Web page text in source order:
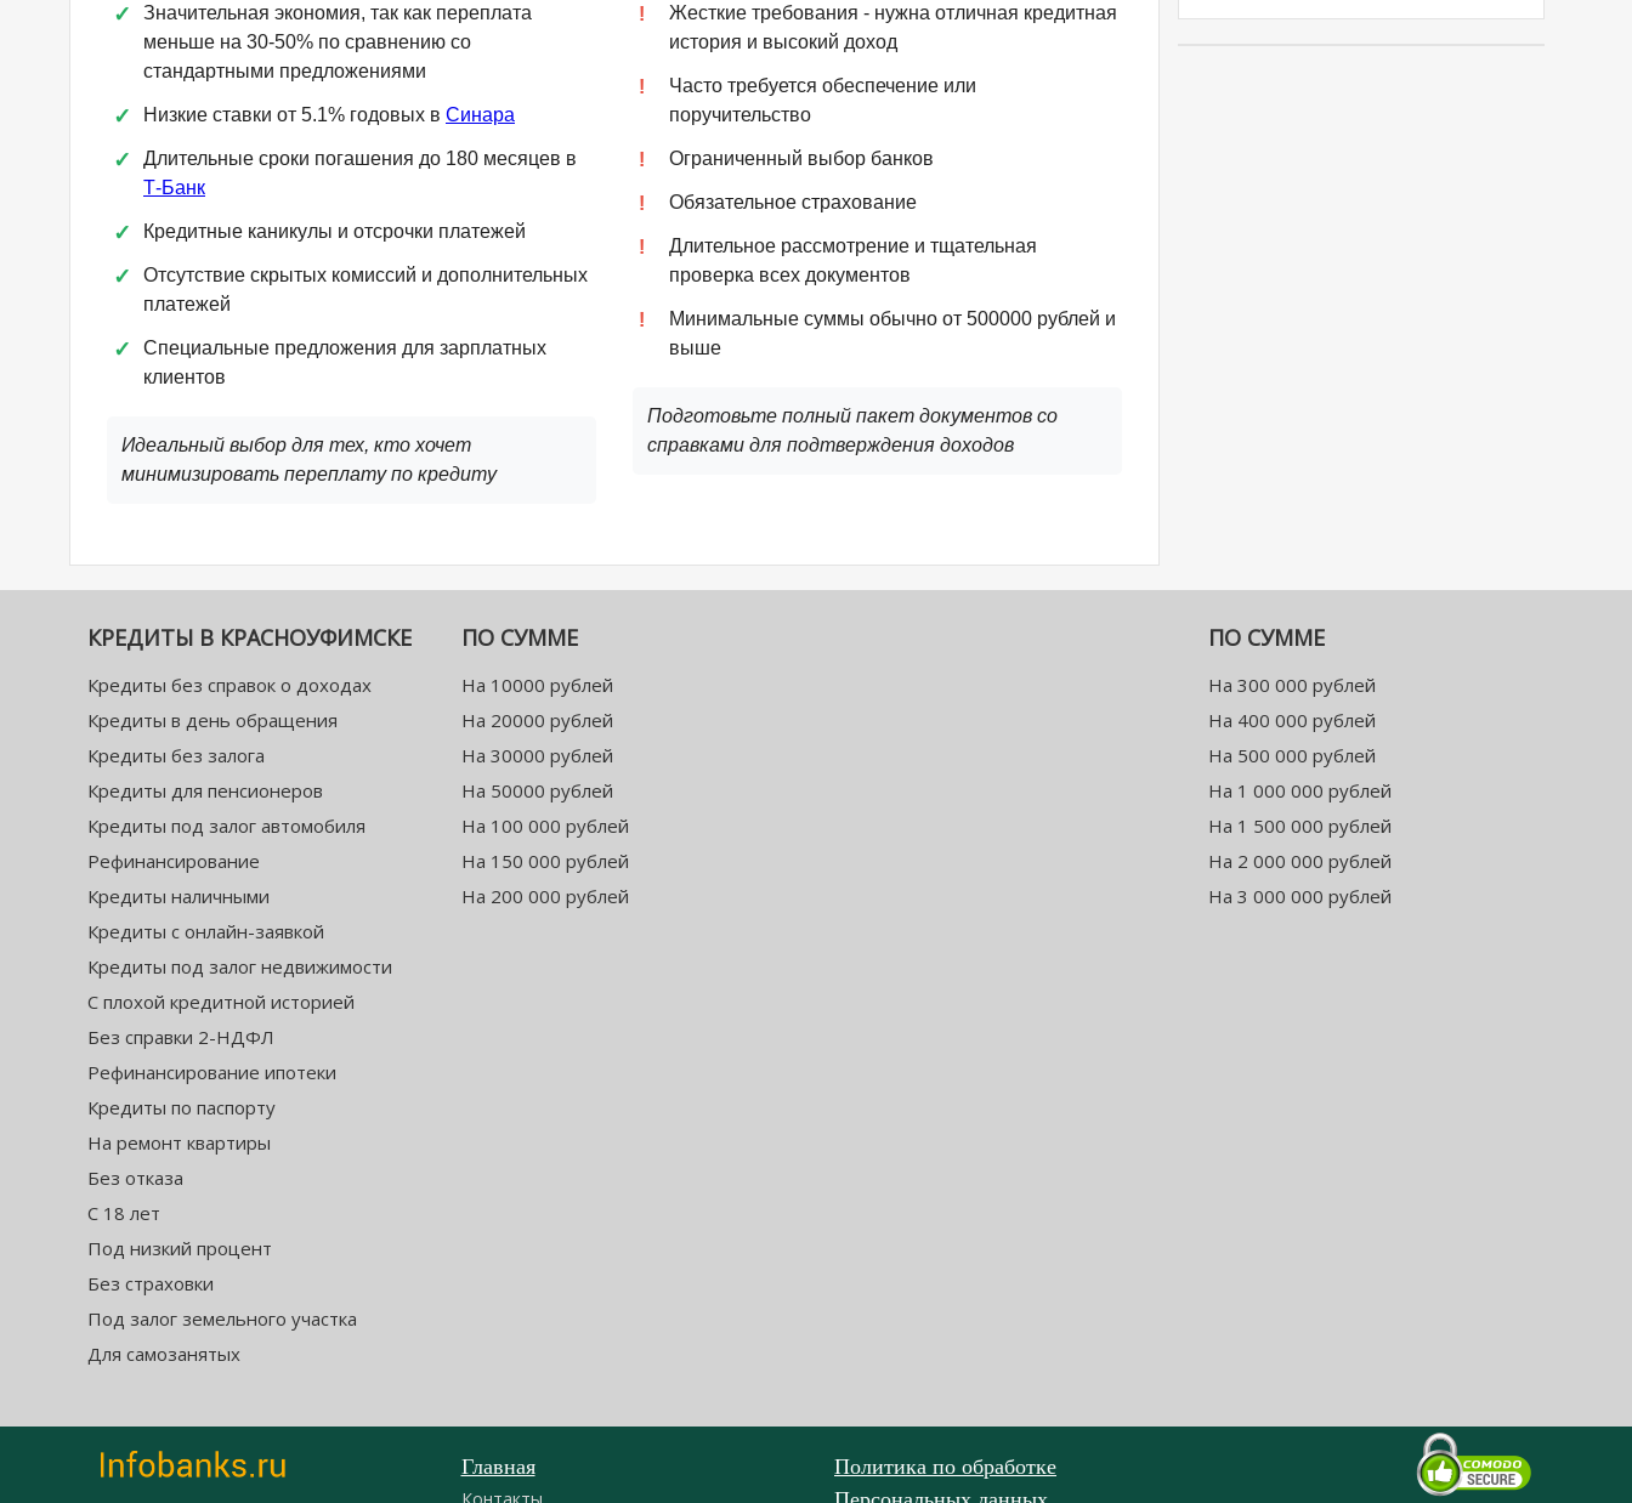
Значительная экономия, так как переплата
меньше на 30-50% по сравнению со
стандартными предложениями
Низкие ставки от 5.1% годовых в Синара
Длительные сроки погашения до 180 месяцев в
Т-Банк
Кредитные каникулы и отсрочки платежей
Отсутствие скрытых комиссий и дополнительных
платежей
Специальные предложения для зарплатных
клиентов
Идеальный выбор для тех, кто хочет
минимизировать переплату по кредиту
Жесткие требования - нужна отличная кредитная
история и высокий доход
Часто требуется обеспечение или
поручительство
Ограниченный выбор банков
Обязательное страхование
Длительное рассмотрение и тщательная
проверка всех документов
Минимальные суммы обычно от 500000 рублей и
выше
Подготовьте полный пакет документов со
справками для подтверждения доходов
КРЕДИТЫ В КРАСНОУФИМСКЕ
Кредиты без справок о доходах
Кредиты в день обращения
Кредиты без залога
Кредиты для пенсионеров
Кредиты под залог автомобиля
Рефинансирование
Кредиты наличными
Кредиты с онлайн-заявкой
Кредиты под залог недвижимости
С плохой кредитной историей
Без справки 2-НДФЛ
Рефинансирование ипотеки
Кредиты по паспорту
На ремонт квартиры
Без отказа
С 18 лет
Под низкий процент
Без страховки
Под залог земельного участка
Для самозанятых
ПО СУММЕ
На 10000 рублей
На 20000 рублей
На 30000 рублей
На 50000 рублей
На 100 000 рублей
На 150 000 рублей
На 200 000 рублей
ПО СУММЕ
На 300 000 рублей
На 400 000 рублей
На 500 000 рублей
На 1 000 000 рублей
На 1 500 000 рублей
На 2 000 000 рублей
На 3 000 000 рублей
Главная
Политика по обработке